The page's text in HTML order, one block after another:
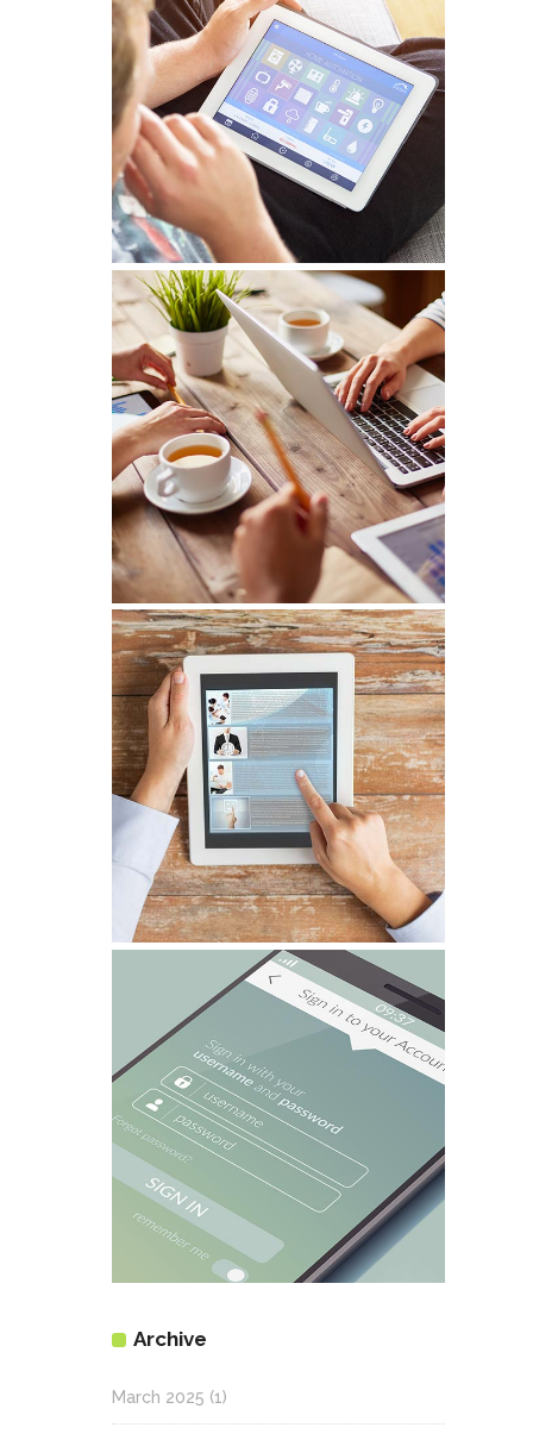
Archive
March 2025 (1)